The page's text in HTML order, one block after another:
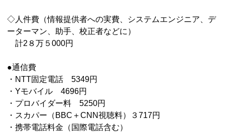
◇人件費（情報提供者への実費、システムエンジニア、デ
ーターマン、助手、校正者などに）
計2８万５000円
●通信費
・NTT固定電話 5349円
・Yモバイル 4696円
・プロバイダー料 5250円
・スカパー（BBC＋CNN視聴料）３717円
・携帯電話料金（国際電話含む）